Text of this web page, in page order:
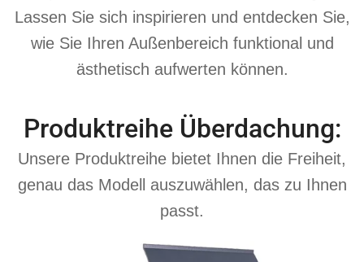
Lassen Sie sich inspirieren und entdecken Sie,
wie Sie Ihren Außenbereich funktional und
ästhetisch aufwerten können.
Produktreihe Überdachung:
Unsere Produktreihe bietet Ihnen die Freiheit,
genau das Modell auszuwählen, das zu Ihnen
passt.